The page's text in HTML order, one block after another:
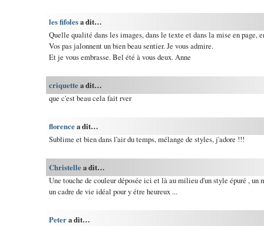
les fifolesa dit…
Quelle qualité dans les images, dans le texte et dans la mise en page,
Vos pas jalonnent un bien beau sentier. Je vous admire.
Et je vous embrasse. Bel été à vous deux. Anne
criquettea dit…
que c'est beau cela fait rver
florencea dit…
Sublime et bien dans l'air du temps, mélange de styles, j'adore !!!
Christellea dit…
Une touche de couleur déposée ici et là au milieu d'un style épuré ,
un cadre de vie idéal pour y étre heureux ...
Petera dit…